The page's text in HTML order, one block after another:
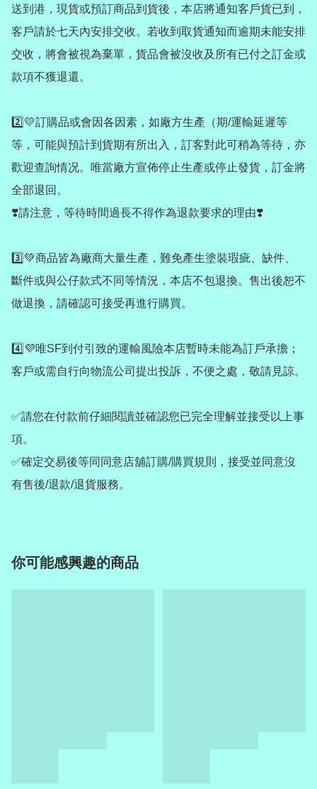
送到港，現貨或預訂商品到貨後，本店將通知客戶貨已到，
客戶請於七天內安排交收。若收到取貨通知而逾期未能安排
交收，將會被視為棄單，貨品會被沒收及所有已付之訂金或
款項不獲退還。
2️⃣💛訂購品或會因各因素，如廠方生產（期/運輸延遲等
等，可能與預計到貨期有所出入，訂客對此可稍為等待，亦
歡迎查詢情况。唯當廠方宣佈停止生產或停止發貨，訂金將
全部退回。
❣️請注意，等待時間過長不得作為退款要求的理由❣️
3️⃣💚商品皆為廠商大量生產，難免產生塗裝瑕疵、缺件、
斷件或與公仔款式不同等情況，本店不包退換。售出後恕不
做退換，請確認可接受再進行購買。
4️⃣💜唯SF到付引致的運輸風險本店暫時未能為訂戶承擔；
客戶或需自行向物流公司提出投訴，不便之處，敬請見諒。
✅請您在付款前仔細閱讀並確認您已完全理解並接受以上事
項。
✅確定交易後等同同意店舖訂購/購買規則，接受並同意沒
你可能感興趣的商品